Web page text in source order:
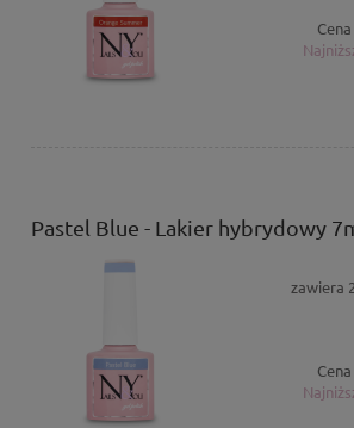
Pastel Blue - Lakier hybrydowy
zawiera